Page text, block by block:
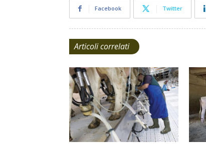
Facebook Twitter
Articoli correlati